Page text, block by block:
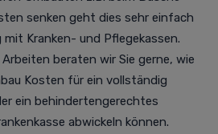
senken geht dies sehr einfach
Kranken- und Pflegekassen.
beraten wir Sie gerne, wie
Kosten für ein vollständig
ein behindertengerechtes
abwickeln können.